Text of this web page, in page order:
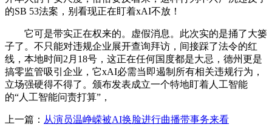
的SB 53法案，别看现正在盯着xAI不放！
它可是带实正在权来的。虚假消息。此次实的是捅了大篓
子了。不只能对违规企业展开查询拜访，间接踩了法令的红
线，本地时间2月18号，这正在任何国度都是大忌，德州更是
搞零监管吸引企业，它xAI必需当即遏制所有相关违规行为，
立场强硬得不得了。颁布发表成立一个特地盯着人工智能
的“人工智能问责打算”，
上一篇： 从演员温峥嵘被AI换脸进行曲播带事务来看